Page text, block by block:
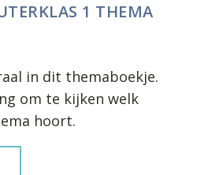
1 THEMA
in dit themaboekje.
om te kijken welk
hoort.